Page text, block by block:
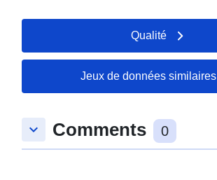
Qualité
Jeux de données similaires
keyboard_arrow_down Comments 0